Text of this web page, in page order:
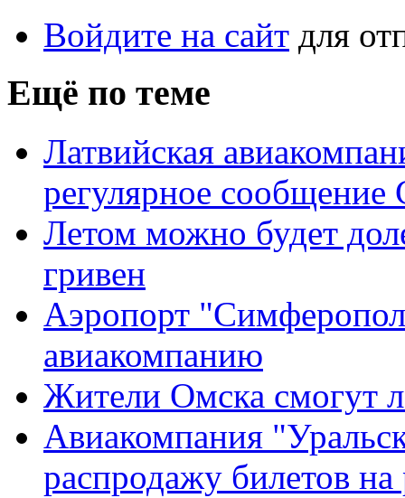
Войдите на сайт для
Ещё по теме
Латвийская
регулярное
Летом можно будет
гривен
Аэропорт
авиакомпанию
Жители Омска смогут
Авиакомпания
распродажу билетов